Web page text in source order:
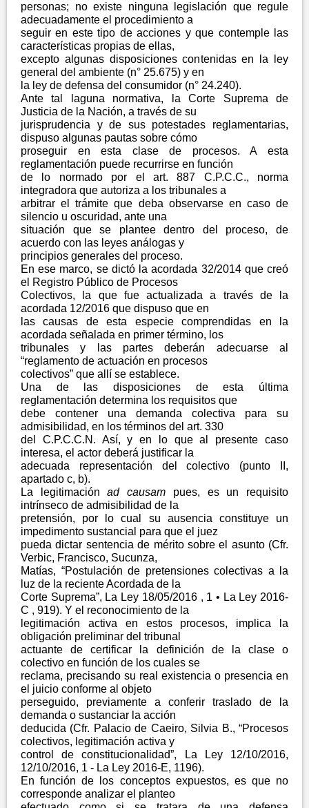
personas; no existe ninguna legislación que regule
adecuadamente el procedimiento a
seguir en este tipo de acciones y que contemple las
características propias de ellas,
excepto algunas disposiciones contenidas en la ley
general del ambiente (n° 25.675) y en
la ley de defensa del consumidor (n° 24.240).
Ante tal laguna normativa, la Corte Suprema de
Justicia de la Nación, a través de su
jurisprudencia y de sus potestades reglamentarias,
dispuso algunas pautas sobre cómo
proseguir en esta clase de procesos. A esta
reglamentación puede recurrirse en función
de lo normado por el art. 887 C.P.C.C., norma
integradora que autoriza a los tribunales a
arbitrar el trámite que deba observarse en caso de
silencio u oscuridad, ante una
situación que se plantee dentro del proceso, de
acuerdo con las leyes análogas y
principios generales del proceso.
En ese marco, se dictó la acordada 32/2014 que creó
el Registro Público de Procesos
Colectivos, la que fue actualizada a través de la
acordada 12/2016 que dispuso que en
las causas de esta especie comprendidas en la
acordada señalada en primer término, los
tribunales y las partes deberán adecuarse al
“reglamento de actuación en procesos
colectivos” que allí se establece.
Una de las disposiciones de esta última
reglamentación determina los requisitos que
debe contener una demanda colectiva para su
admisibilidad, en los términos del art. 330
del C.P.C.C.N. Así, y en lo que al presente caso
interesa, el actor deberá justificar la
adecuada representación del colectivo (punto II,
apartado c, b).
La legitimaciónad causam pues, es un requisito
intrínseco de admisibilidad de la
pretensión, por lo cual su ausencia constituye un
impedimento sustancial para que el juez
pueda dictar sentencia de mérito sobre el asunto (Cfr.
Verbic, Francisco, Sucunza,
Matías, “Postulación de pretensiones colectivas a la
luz de la reciente Acordada de la
Corte Suprema”, La Ley 18/05/2016 , 1 • La Ley 2016-
C , 919). Y el reconocimiento de la
legitimación activa en estos procesos, implica la
obligación preliminar del tribunal
actuante de certificar la definición de la clase o
colectivo en función de los cuales se
reclama, precisando su real existencia o presencia en
el juicio conforme al objeto
perseguido, previamente a conferir traslado de la
demanda o sustanciar la acción
deducida (Cfr. Palacio de Caeiro, Silvia B., “Procesos
colectivos, legitimación activa y
control de constitucionalidad”, La Ley 12/10/2016,
12/10/2016, 1 - La Ley 2016-E, 1196).
En función de los conceptos expuestos, es que no
corresponde analizar el planteo